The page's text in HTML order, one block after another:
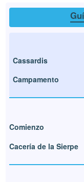
Cassardis
Campamento
Comienzo
Cacería de la Sierpe